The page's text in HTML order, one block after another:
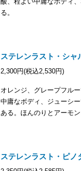
る。
ステレンラスト・シャ
2,300円(税込2,530円)
オレンジ、グレープフル
中庸なボディ、ジューシ
ある。ほんのりとアーモ
ステレンラスト・ピノ